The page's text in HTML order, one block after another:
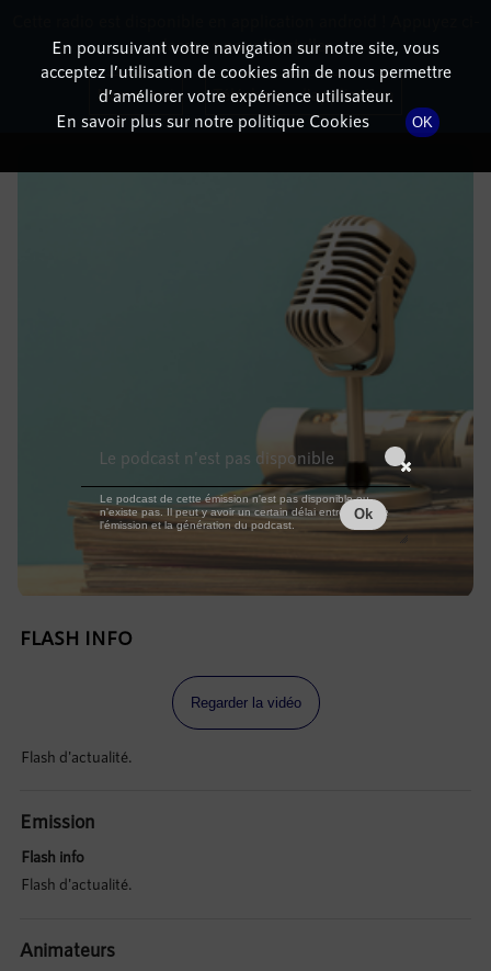
DÉTAILS DE L'ÉPISODE
10 août 2022à 11h59, durée : Invalid date
FLASH INFO
Regarder la vidéo
Flash d'actualité.
Emission
Flash info
Flash d'actualité.
Animateurs
En poursuivant votre navigation sur notre site, vous
acceptez l’utilisation de cookies afin de nous permettre
d’améliorer votre expérience utilisateur.
En savoir plus sur notre politique Cookies
OK
dessous pour l'installer.
Non merci Télécharger l'application
Le podcast n'est pas disponible
Le podcast de cette émission n'est pas disponible ou
n'existe pas. Il peut y avoir un certain délai entre la fin de
l'émission et la génération du podcast.
Ok